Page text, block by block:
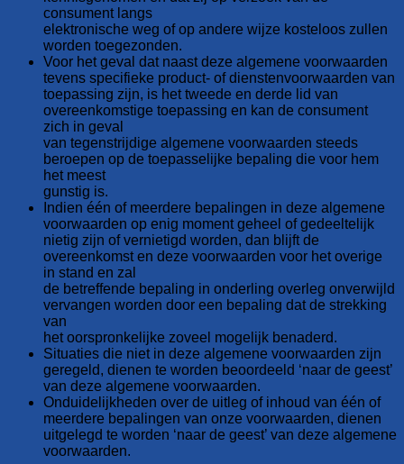
consument langs
elektronische weg of op andere wijze kosteloos zullen
worden toegezonden.
Voor het geval dat naast deze algemene voorwaarden
tevens specifieke product- of dienstenvoorwaarden van
toepassing zijn, is het tweede en derde lid van
overeenkomstige toepassing en kan de consument
zich in geval
van tegenstrijdige algemene voorwaarden steeds
beroepen op de toepasselijke bepaling die voor hem
het meest
gunstig is.
Indien één of meerdere bepalingen in deze algemene
voorwaarden op enig moment geheel of gedeeltelijk
nietig zijn of vernietigd worden, dan blijft de
overeenkomst en deze voorwaarden voor het overige
in stand en zal
de betreffende bepaling in onderling overleg onverwijld
vervangen worden door een bepaling dat de strekking
van
het oorspronkelijke zoveel mogelijk benaderd.
Situaties die niet in deze algemene voorwaarden zijn
geregeld, dienen te worden beoordeeld ‘naar de geest’
van deze algemene voorwaarden.
Onduidelijkheden over de uitleg of inhoud van één of
meerdere bepalingen van onze voorwaarden, dienen
uitgelegd te worden ‘naar de geest’ van deze algemene
voorwaarden.